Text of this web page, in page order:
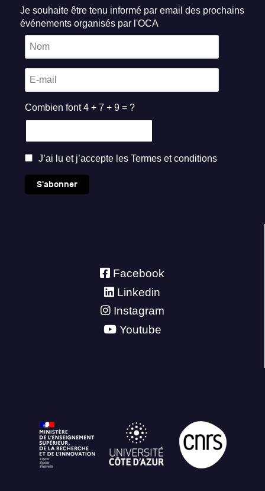
Je souhaite être tenu informé par email des prochains
événements organisés par l'OCA
Combien font 4 + 7 + 9 = ?
J’ai lu et j’accepte les Termes et conditions
S'abonner
Facebook
Linkedin
Instagram
Youtube